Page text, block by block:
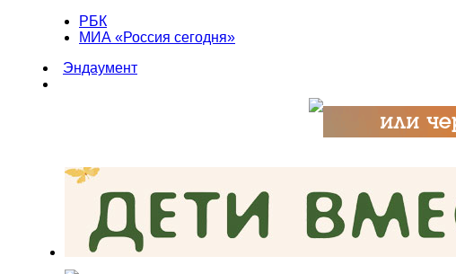
РБК
МИА «Россия сегодня»
Эндаумент